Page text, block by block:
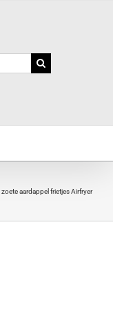
zoete aardappel frietjes Airfryer